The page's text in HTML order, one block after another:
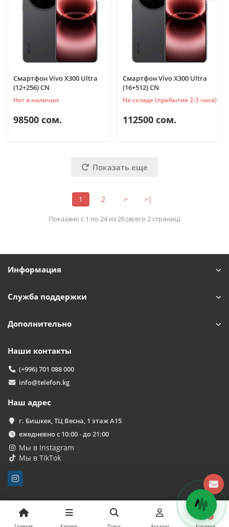
Смартфон Vivo X300 Ultra
(12+256) CN
Нет в наличии
98500 сом.
Смартфон Vivo X300 Ultra
(16+512) CN
На складе (прибытие 2-3 часа)
112500 сом.
Показать еще
1 2 > >|
Показано с 1 по 24 из 26 (всего 2 страниц)
Информация
Служба поддержки
Дополнительно
Наши контакты
(+996) 701 088 000
info@telefon.kg
Наш адрес
г. Бишкек, ТЦ Весна, 1 этаж А15
ежедневно с 10:00 - до 21:00
Мы в Instagram
Мы в TikTok
TelefonAI
Обычно отвечаем за минуту
Чем можем помочь?
0